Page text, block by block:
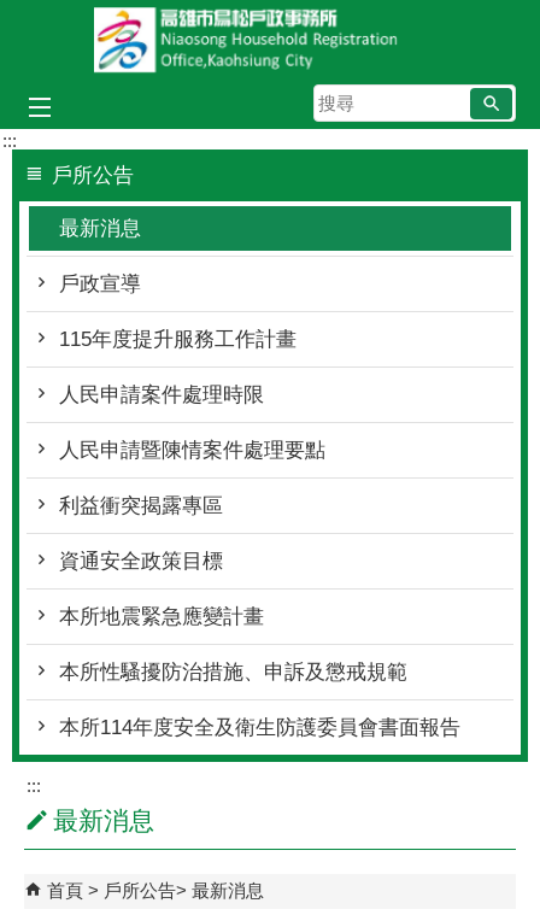
跳到主要內容區塊
搜
尋
:::
戶所公告
最新消息
戶政宣導
115年度提升服務工作計畫
人民申請案件處理時限
人民申請暨陳情案件處理要點
利益衝突揭露專區
資通安全政策目標
本所地震緊急應變計畫
本所性騷擾防治措施、申訴及懲戒規範
本所114年度安全及衛生防護委員會書面報告
:::
最新消息
首頁 戶所公告 最新消息